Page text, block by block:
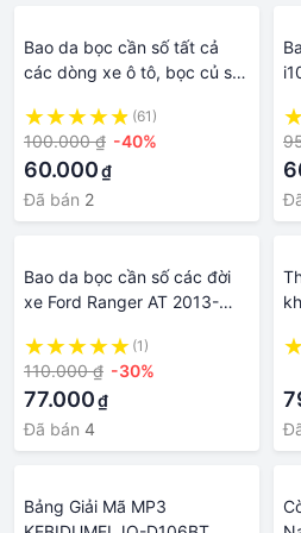
Bao da bọc cần số tất cả
các dòng xe ô tô, bọc củ số
bằng da bò thật, shop sẽ gọi
lại xác nhận
(61)
100.000 ₫ -40%
60.000₫
Đã bán 2
xe
Bao da bọc cần số các đời
xe Ford Ranger AT 2013-
cần số Ford Ranger AT shop
gọi lại xác nhận
(1)
110.000 ₫ -30%
77.000₫
Đã bán 4
Bảng Giải Mã MP3